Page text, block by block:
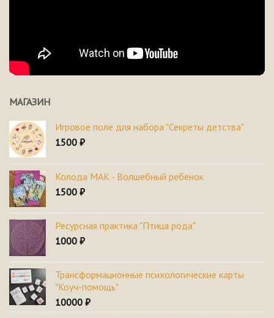
МАГАЗИН
Игровое поле для набора "Секреты детства"
1500 ₽
Колода МАК - Волшебный ребенок
1500 ₽
Ресурсная практика "Птица рода"
1000 ₽
Трансформационные психологические карты
"Коуч-помощь"
10000 ₽